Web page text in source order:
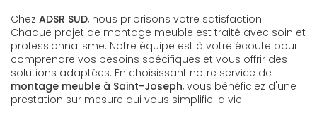
Chez ADSR SUD, nous priorisons votre satisfaction.
Chaque projet de montage meuble est traité avec soin et
professionnalisme. Notre équipe est à votre écoute pour
comprendre vos besoins spécifiques et vous offrir des
solutions adaptées. En choisissant notre service de
montage meuble à Saint-Joseph, vous bénéficiez d'une
prestation sur mesure qui vous simplifie la vie.